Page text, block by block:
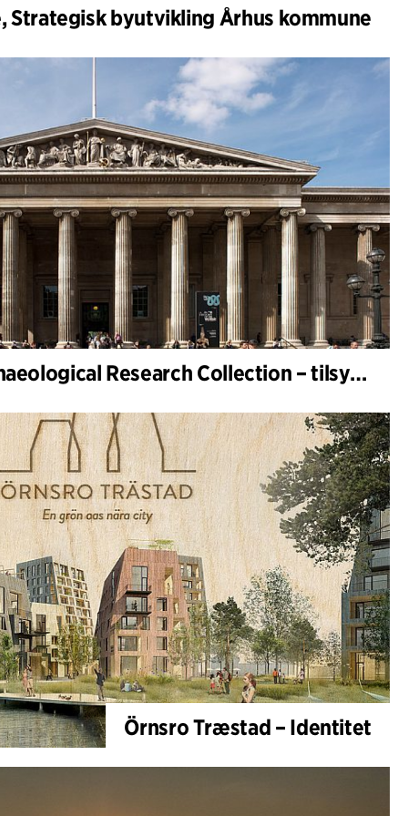
Strategisk byutvikling Århus kommune
British Museum Archaeological Research Collection – tilsynsarkitekt
Örnsro Træstad – Identitet